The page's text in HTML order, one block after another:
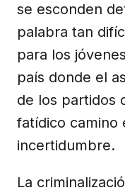
se esconden
palabra tan
para los
país donde el
de los partidos
fatídico camino
incertidumbre.
La